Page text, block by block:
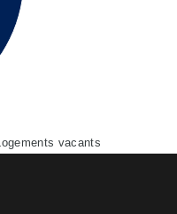
Logements vacants